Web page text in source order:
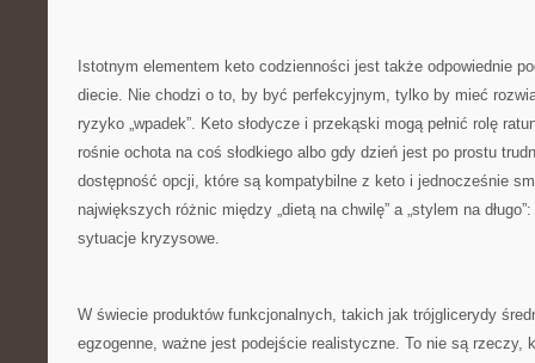
Istotnym elementem keto codzienności jest także odpowiednie
diecie. Nie chodzi o to, by być perfekcyjnym, tylko by mieć
ryzyko „wpadek”. Keto słodycze i przekąski mogą pełnić rolę
rośnie ochota na coś słodkiego albo gdy dzień jest po prostu
dostępność opcji, które są kompatybilne z keto i jednocześnie
największych różnic między „dietą na chwilę” a „stylem na
sytuacje kryzysowe.
W świecie produktów funkcjonalnych, takich jak trójglicerydy
egzogenne, ważne jest podejście realistyczne. To nie są rzeczy,